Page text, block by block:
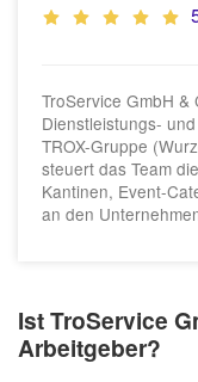
TroService GmbH
Dienstleistungs-
TROX-Gruppe
steuert das Team
Kantinen, Event-
an den
Ist TroService
Arbeitgeber?